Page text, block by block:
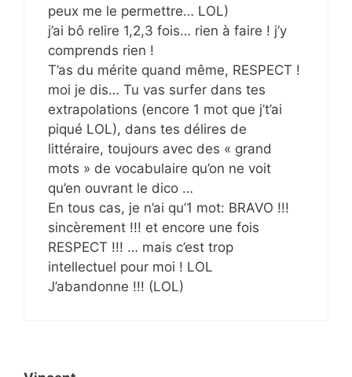
peux me le permettre… LOL)
j’ai bô relire 1,2,3 fois… rien à faire ! j’y
comprends rien !
T’as du mérite quand même, RESPECT !
moi je dis… Tu vas surfer dans tes
extrapolations (encore 1 mot que j’t’ai
piqué LOL), dans tes délires de
littéraire, toujours avec des « grand
mots » de vocabulaire qu’on ne voit
qu’en ouvrant le dico …
En tous cas, je n’ai qu’1 mot: BRAVO !!!
sincèrement !!! et encore une fois
RESPECT !!! … mais c’est trop
intellectuel pour moi ! LOL
J’abandonne !!! (LOL)